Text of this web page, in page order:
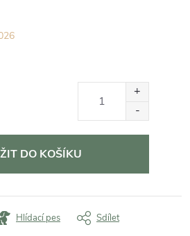
DO KOŠÍKU
Hlídací pes Sdílet